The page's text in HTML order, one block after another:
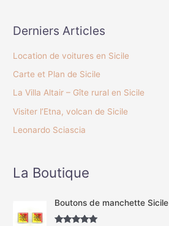
Derniers Articles
Location de voitures en Sicile
Carte et Plan de Sicile
La Villa Altair – Gîte rural en Sicile
Visiter l’Etna, volcan de Sicile
Leonardo Sciascia
La Boutique
Boutons de manchette Sicile